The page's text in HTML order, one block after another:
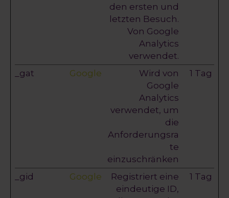
den ersten und
letzten Besuch.
Von Google
Analytics
verwendet.
_gat Google
Wird von
Google
Analytics
verwendet, um
die
Anforderungsra
te
einzuschränken
1 Tag
_gid Google
Registriert eine
eindeutige ID,
1 Tag